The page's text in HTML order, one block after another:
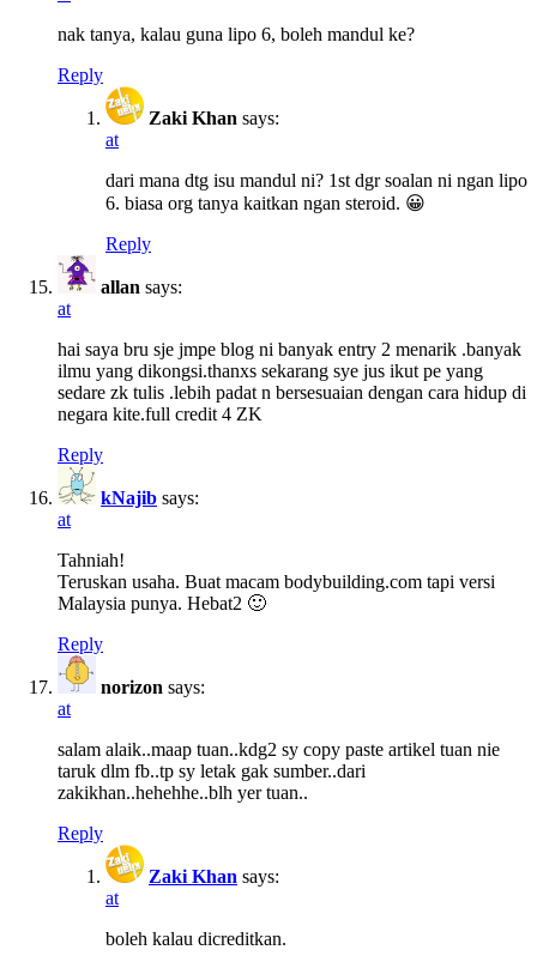
nak tanya, kalau guna lipo 6, boleh mandul ke?
Reply
Zaki Khan says:
at
dari mana dtg isu mandul ni? 1st dgr soalan ni ngan lipo
6. biasa org tanya kaitkan ngan steroid. 😀
Reply
allan says:
at
hai saya bru sje jmpe blog ni banyak entry 2 menarik .banyak
ilmu yang dikongsi.thanxs sekarang sye jus ikut pe yang
sedare zk tulis .lebih padat n bersesuaian dengan cara hidup di
negara kite.full credit 4 ZK
Reply
kNajib says:
at
Tahniah!
Teruskan usaha. Buat macam bodybuilding.com tapi versi
Malaysia punya. Hebat2 🙂
Reply
norizon says:
at
salam alaik..maap tuan..kdg2 sy copy paste artikel tuan nie
taruk dlm fb..tp sy letak gak sumber..dari
zakikhan..hehehhe..blh yer tuan..
Reply
Zaki Khan says:
at
boleh kalau dicreditkan.